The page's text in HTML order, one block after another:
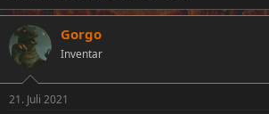
Gorgo
Inventar
21. Juli 2021